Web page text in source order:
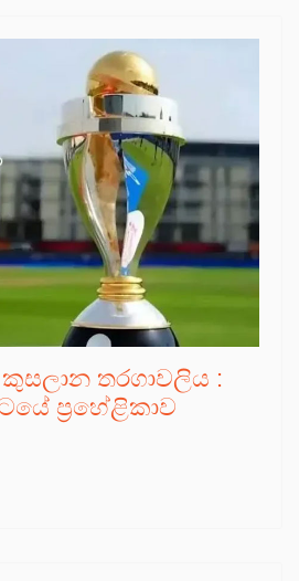
තරගාවලිය :
ප්‍රහේළිකාව